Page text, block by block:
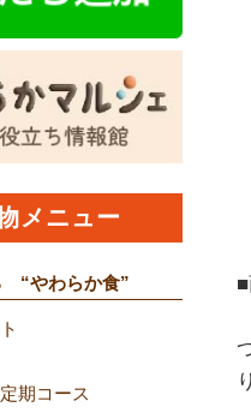
メニュー
“やわらか食”
期コース